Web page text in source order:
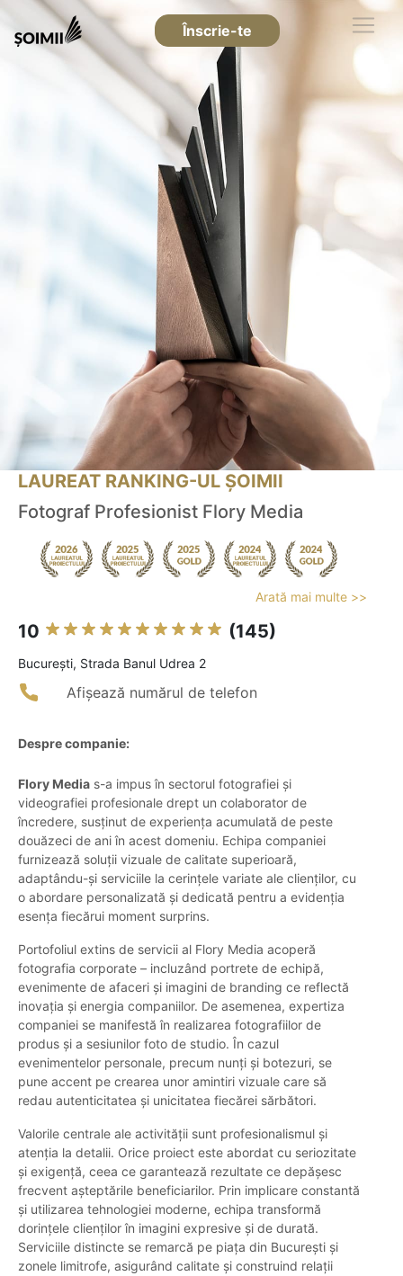
Înscrie-te
LAUREAT RANKING-UL ȘOIMII
Fotograf Profesionist Flory Media
Arată mai multe >>
10 (145)
Bucureşti, Strada Banul Udrea 2
Afișează numărul de telefon
Despre companie:
Flory Media s-a impus în sectorul fotografiei și
videografiei profesionale drept un colaborator de
încredere, susținut de experiența acumulată de peste
douăzeci de ani în acest domeniu. Echipa companiei
furnizează soluții vizuale de calitate superioară,
adaptându-și serviciile la cerințele variate ale clienților, cu
o abordare personalizată și dedicată pentru a evidenția
esența fiecărui moment surprins.
Portofoliul extins de servicii al Flory Media acoperă
fotografia corporate – incluzând portrete de echipă,
evenimente de afaceri și imagini de branding ce reflectă
inovația și energia companiilor. De asemenea, expertiza
companiei se manifestă în realizarea fotografiilor de
produs și a sesiunilor foto de studio. În cazul
evenimentelor personale, precum nunți și botezuri, se
pune accent pe crearea unor amintiri vizuale care să
redau autenticitatea și unicitatea fiecărei sărbători.
Valorile centrale ale activității sunt profesionalismul și
atenția la detalii. Orice proiect este abordat cu seriozitate
și exigență, ceea ce garantează rezultate ce depășesc
frecvent așteptările beneficiarilor. Prin implicare constantă
și utilizarea tehnologiei moderne, echipa transformă
dorințele clienților în imagini expresive și de durată.
Serviciile distincte se remarcă pe piața din București și
zonele limitrofe, asigurând calitate și construind relații